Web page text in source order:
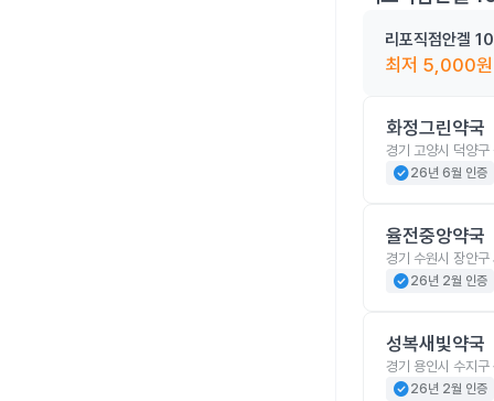
리포직점안겔
최저 5,000원
화정그린약국
경기 고양시 덕양
check_circle26년 6월 인증
율전중앙약국
경기 수원시 장안
check_circle26년 2월 인증
성복새빛약국
경기 용인시 수지
check_circle26년 2월 인증